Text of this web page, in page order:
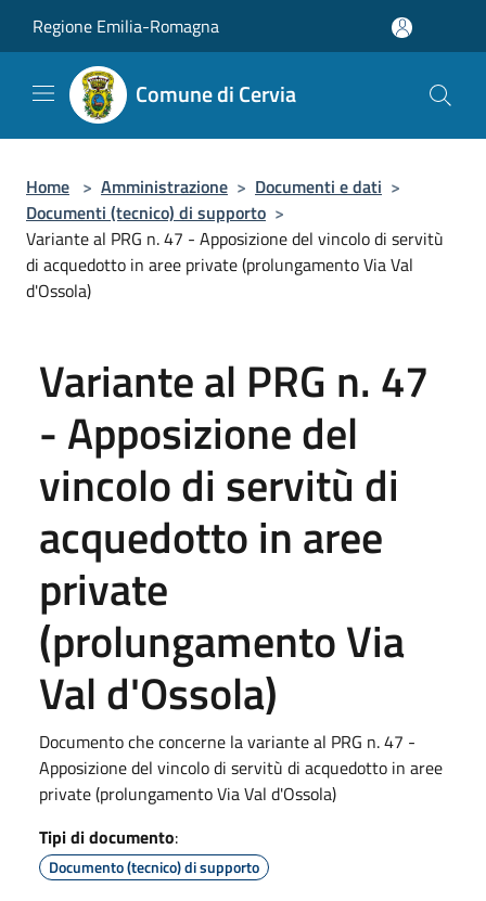
Regione Emilia-Romagna
Comune di Cervia
Home > Amministrazione > Documenti e dati >
Documenti (tecnico) di supporto >
Variante al PRG n. 47 - Apposizione del vincolo di servitù
di acquedotto in aree private (prolungamento Via Val
d'Ossola)
Variante al PRG n. 47
- Apposizione del
vincolo di servitù di
acquedotto in aree
private
(prolungamento Via
Val d'Ossola)
Documento che concerne la variante al PRG n. 47 -
Apposizione del vincolo di servitù di acquedotto in aree
private (prolungamento Via Val d'Ossola)
Tipi di documento:
Documento (tecnico) di supporto